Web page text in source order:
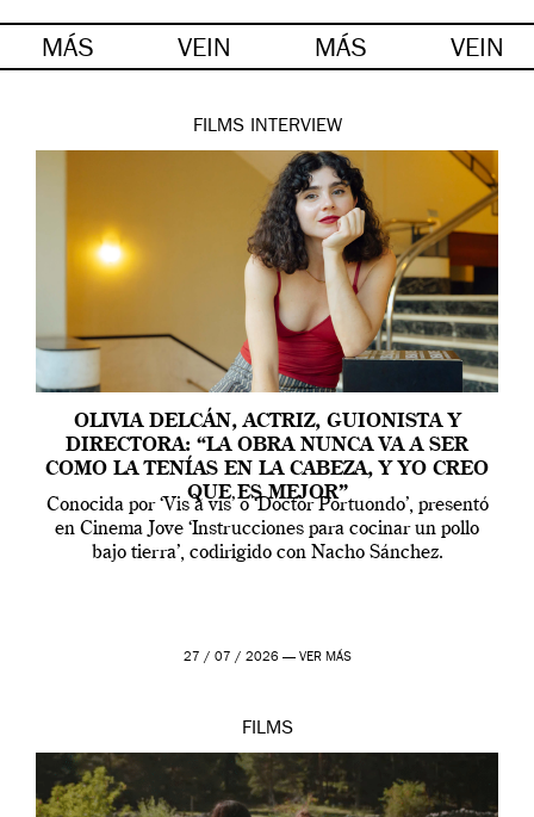
MÁS VEIN MÁS VEIN
FILMS INTERVIEW
OLIVIA DELCÁN, ACTRIZ, GUIONISTA Y
DIRECTORA: “LA OBRA NUNCA VA A SER
COMO LA TENÍAS EN LA CABEZA, Y YO CREO
QUE ES MEJOR”
Conocida por ‘Vis a vis’ o ‘Doctor Portuondo’, presentó
en Cinema Jove ‘Instrucciones para cocinar un pollo
bajo tierra’, codirigido con Nacho Sánchez.
27 / 07 / 2026 — VER MÁS
FILMS